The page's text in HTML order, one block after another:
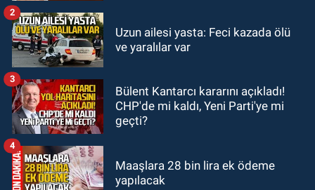
19:46Cumhurbaşkanı Erdoğan’ın
GÜNDEM
18:48Yeni başkan belli oldu:
Kongrede dostluk mesajları
Uzun ailesi yasta: Feci kazada ölü
ve yaralılar var
2
Bülent Kantarcı kararını açıkladı!
CHP'de mi kaldı, Yeni Parti'ye mi
geçti?
3
Maaşlara 28 bin lira ek ödeme
yapılacak
4